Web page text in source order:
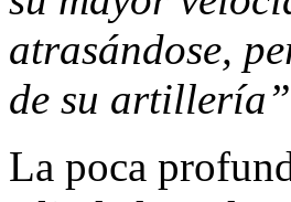
atrasándose,
de su
La poca